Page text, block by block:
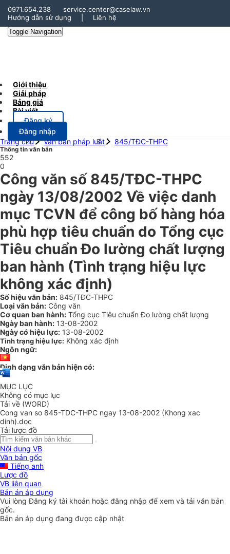
0971.654.238
service.center@caselaw.vn
Hướng dẫn sử dụng
Liên hệ
Toggle Navigation
Giới thiệu
Giải pháp
Bảng giá
Bài viết
Đăng ký
Đăng nhập
Trang chủ
Văn bản pháp luật 845/TĐC-THPC
Thông tin văn bản
552
0
Công văn số 845/TĐC-THPC
ngày 13/08/2002 Về việc danh
mục TCVN để công bố hàng hóa
phù hợp tiêu chuẩn do Tổng cục
Tiêu chuẩn Đo lường chất lượng
ban hành (Tình trạng hiệu lực
không xác định)
Số hiệu văn bản: 845/TĐC-THPC
Loại văn bản: Công văn
Cơ quan ban hành: Tổng cục Tiêu chuẩn Đo lường chất lượng
Ngày ban hành: 13-08-2002
Ngày có hiệu lực: 13-08-2002
Tình trạng hiệu lực: Không xác định
Ngôn ngữ:
Định dạng văn bản hiện có:
MỤC LỤC
Không có mục lục
Tải về (WORD)
Cong van so 845-TDC-THPC ngay 13-08-2002 (Khong xac
dinh).doc
Tải lược đồ
Nội dung VB
Văn bản gốc
Tiếng anh
Lược đồ
VB liên quan
Bản án áp dụng
Vui lòngĐăng ký tài khoản hoặc đăng nhập để xem và tải văn bản
gốc.
Bản án áp dụng đang được cập nhật